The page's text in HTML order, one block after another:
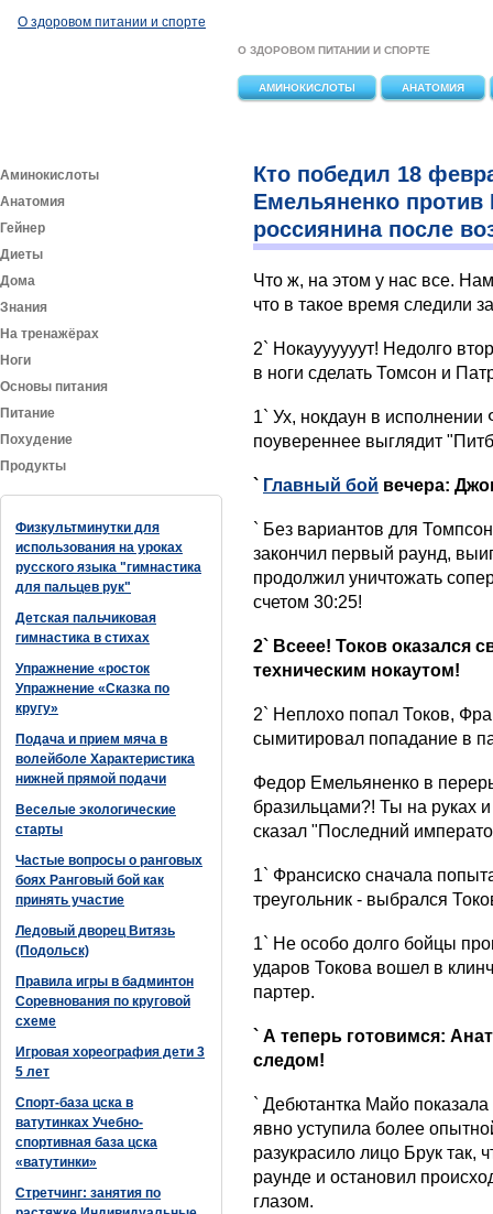
О здоровом питании и спорте
О ЗДОРОВОМ ПИТАНИИ И СПОРТЕ
АМИНОКИСЛОТЫ АНАТОМИЯ
Аминокислоты
Анатомия
Гейнер
Диеты
Дома
Знания
На тренажёрах
Ноги
Основы питания
Питание
Похудение
Продукты
Физкультминутки для
использования на уроках
русского языка "гимнастика
для пальцев рук"
Детская пальчиковая
гимнастика в стихах
Упражнение «росток
Упражнение «Сказка по
кругу»
Подача и прием мяча в
волейболе Характеристика
нижней прямой подачи
Веселые экологические
старты
Частые вопросы о ранговых
боях Ранговый бой как
принять участие
Ледовый дворец Витязь
(Подольск)
Правила игры в бадминтон
Соревнования по круговой
схеме
Игровая хореография дети 3
5 лет
Спорт-база цска в
ватутинках Учебно-
спортивная база цска
«ватутинки»
Стретчинг: занятия по
Кто победил 18
Емельяненко против
россиянина после
Что ж, на этом у нас все.
что в такое время следили
2` Нокауууууут! Недолго
в ноги сделать Томсон и
1` Ух, нокдаун в
поувереннее выглядит
` Главный бой вечера:
` Без вариантов для
закончил первый раунд,
продолжил уничтожать
счетом 30:25!
2` Всеее! Токов оказался
техническим нокаутом!
2` Неплохо попал Токов,
сымитировал попадание в
Федор Емельяненко в
бразильцами?! Ты на руках
сказал "Последний
1` Франсиско сначала
треугольник - выбрался
1` Не особо долго бойцы
ударов Токова вошел в
партер.
` А теперь готовимся:
следом!
` Дебютантка Майо
явно уступила более
разукрасило лицо Брук так,
раунде и остановил
глазом.